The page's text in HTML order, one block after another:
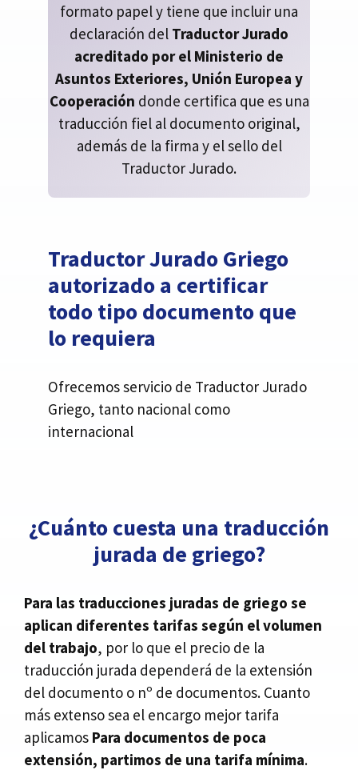
formato papel y tiene que incluir una
declaración del Traductor Jurado
acreditado por el Ministerio de
Asuntos Exteriores, Unión Europea y
Cooperación donde certifica que es una
traducción fiel al documento original,
además de la firma y el sello del
Traductor Jurado.
Traductor Jurado Griego
autorizado a certificar
todo tipo documento que
lo requiera
Ofrecemos servicio de Traductor Jurado
Griego, tanto nacional como
internacional
¿Cuánto cuesta una traducción
jurada de griego?
Para las traducciones juradas de griego se
aplican diferentes tarifas según el volumen
del trabajo, por lo que el precio de la
traducción jurada dependerá de la extensión
del documento o nº de documentos. Cuanto
más extenso sea el encargo mejor tarifa
aplicamos Para documentos de poca
extensión, partimos de una tarifa mínima.